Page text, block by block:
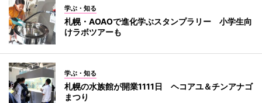
学ぶ・知る
札幌・AOAOで進化学ぶスタンプラリー 小学生向
けラボツアーも
学ぶ・知る
札幌の水族館が開業1111日 ヘコアユ＆チンアナゴ
まつり